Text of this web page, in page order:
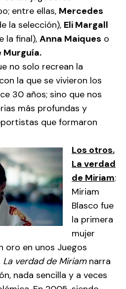
entre ellas, Mercedes
la selección), Eli Margall
la final), Anna Maiques o
Murguía.
no solo recrean la
la que se vivieron los
30 años; sino que nos
más profundas y
que formaron
Los otros.
La verdad
de Miriam:
Miriam
Blasco fue
la primera
mujer
oro en unos Juegos
verdad de Miriamnarra
nada sencilla y a veces